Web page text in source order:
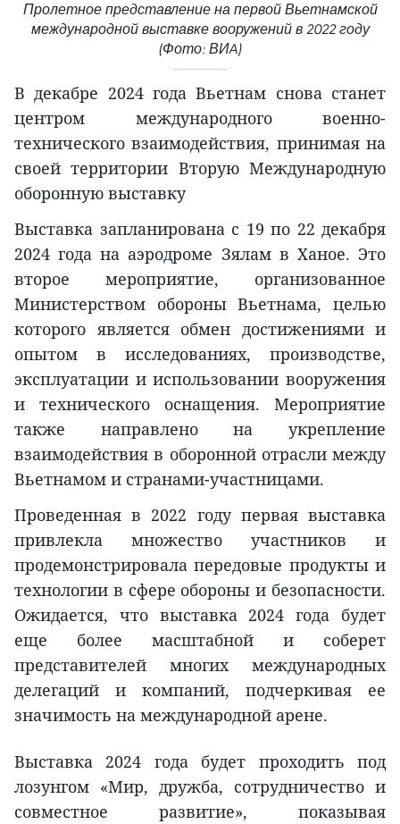
Пролетное представление на первой Вьетнамской
международной выставке вооружений в 2022 году
(Фото: ВИA)
В декабре 2024 года Вьетнам снова станет
центром международного военно-
технического взаимодействия, принимая на
своей территории Вторую Международную
оборонную выставку
Выставка запланирована с 19 по 22 декабря
2024 года на аэродроме Зялам в Ханое. Это
второе мероприятие, организованное
Министерством обороны Вьетнама, целью
которого является обмен достижениями и
опытом в исследованиях, производстве,
эксплуатации и использовании вооружения
и технического оснащения. Мероприятие
также направлено на укрепление
взаимодействия в оборонной отрасли между
Вьетнамом и странами-участницами.
Проведенная в 2022 году первая выставка
привлекла множество участников и
продемонстрировала передовые продукты и
технологии в сфере обороны и безопасности.
Ожидается, что выставка 2024 года будет
еще более масштабной и соберет
представителей многих международных
делегаций и компаний, подчеркивая ее
значимость на международной арене.
Выставка 2024 года будет проходить под
лозунгом «Мир, дружба, сотрудничество и
совместное развитие», показывая